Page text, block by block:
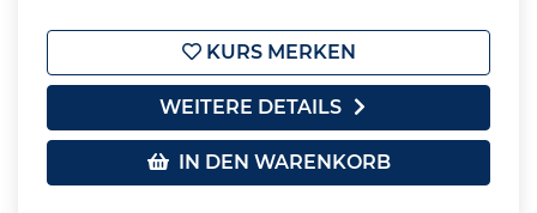
KURS MERKEN
WEITERE DETAILS
IN DEN WARENKORB